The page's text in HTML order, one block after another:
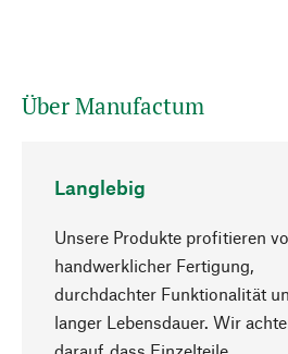
Über Manufactum
Langlebig
Unsere Produkte profitieren
handwerklicher Fertigung,
durchdachter Funktionalität
langer Lebensdauer. Wir